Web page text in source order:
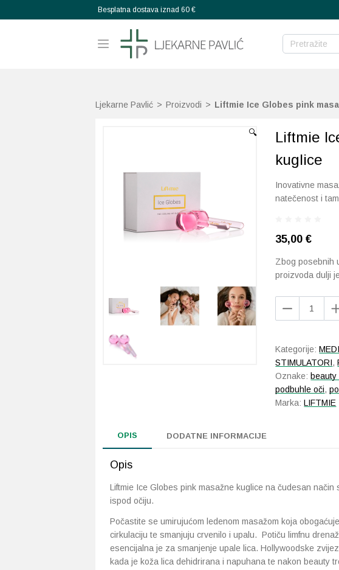
Besplatna dostava iznad 60 €
Ljekarne Pavlić > Proizvodi > Liftmie Ice Globes pink
🔍
Liftmie
kuglice
Inovativne
natečenost i
35,00€
Zbog posebnih
proizvoda dulji
masažne
kuglice
Kategorije:
STIMULATORI,
Oznake:
podbuhle oči,
Marka:LIFTMIE
OPIS DODATNE INFORMACIJE
Opis
Liftmie Ice Globes pink masažne kuglice na čudesan
ispod očiju.
Počastite se umirujućom ledenom masažom koja
cirkulaciju te smanjuju crvenilo i upalu. Potiču limfnu
esencijalna je za smanjenje upale lica. Hollywoodske
kada je koža lica dehidrirana i napuhana te nakon beauty